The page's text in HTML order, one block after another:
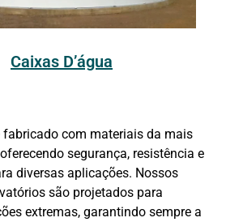
Caixas D’água
fabricado com materiais da mais
segurança, resistência e
diversas aplicações. Nossos
são projetados para
extremas, garantindo sempre a